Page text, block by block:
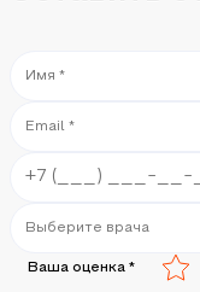
Ваша оценка *